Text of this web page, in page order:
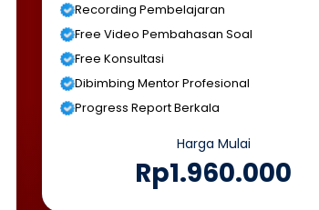
Recording Pembelajaran
Free Video Pembahasan Soal
Free Konsultasi
Dibimbing Mentor Profesional
Progress Report Berkala
Harga Mulai
Rp1.960.000